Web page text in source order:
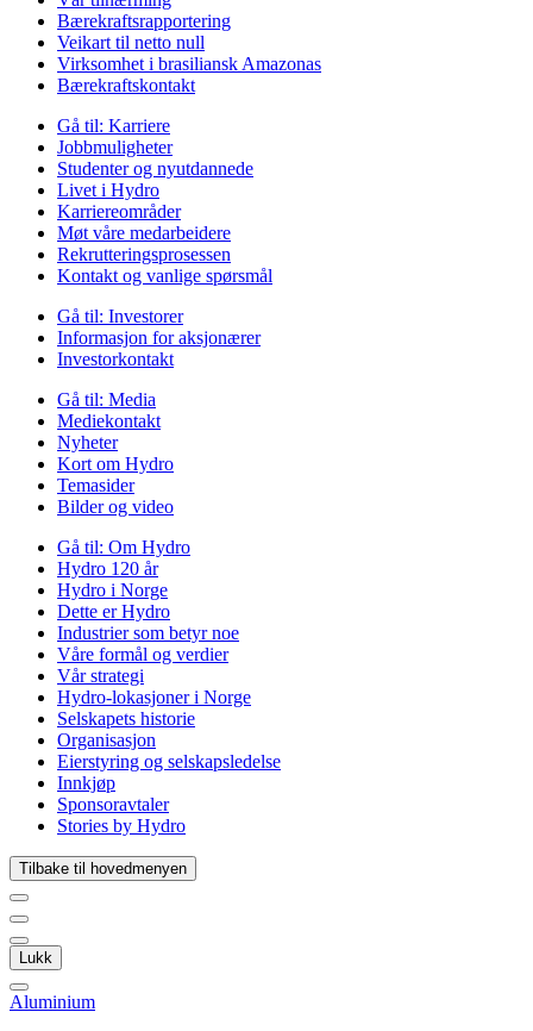
Bærekraftsrapportering
Veikart til netto null
Virksomhet i brasiliansk Amazonas
Bærekraftskontakt
Gå til: Karriere
Jobbmuligheter
Studenter og nyutdannede
Livet i Hydro
Karriereområder
Møt våre medarbeidere
Rekrutteringsprosessen
Kontakt og vanlige spørsmål
Gå til: Investorer
Informasjon for aksjonærer
Investorkontakt
Gå til: Media
Mediekontakt
Nyheter
Kort om Hydro
Temasider
Bilder og video
Gå til: Om Hydro
Hydro 120 år
Hydro i Norge
Dette er Hydro
Industrier som betyr noe
Våre formål og verdier
Vår strategi
Hydro-lokasjoner i Norge
Selskapets historie
Organisasjon
Eierstyring og selskapsledelse
Innkjøp
Sponsoravtaler
Stories by Hydro
Tilbake til hovedmenyen
Lukk
Aluminium